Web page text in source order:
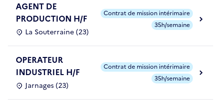
AGENT DE
PRODUCTION H/F
La Souterraine (23)
Contrat de mission intérimaire
35h/semaine
OPERATEUR
INDUSTRIEL H/F
Jarnages (23)
Contrat de mission intérimaire
35h/semaine